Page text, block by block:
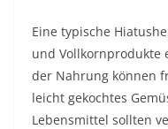
Eine typische
und Vollkornprodukte
der Nahrung können
leicht gekochtes
Lebensmittel sollten